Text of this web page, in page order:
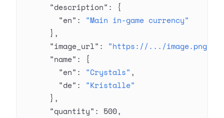
      "description"
: {
        "en"
: "Main in-game currency"
      },
      "image_url"
: "https://.../image.png"
      "name"
: {
        "en"
: "Crystals" ,
        "de"
: "Kristalle"
      },
      "quantity"
: 500,